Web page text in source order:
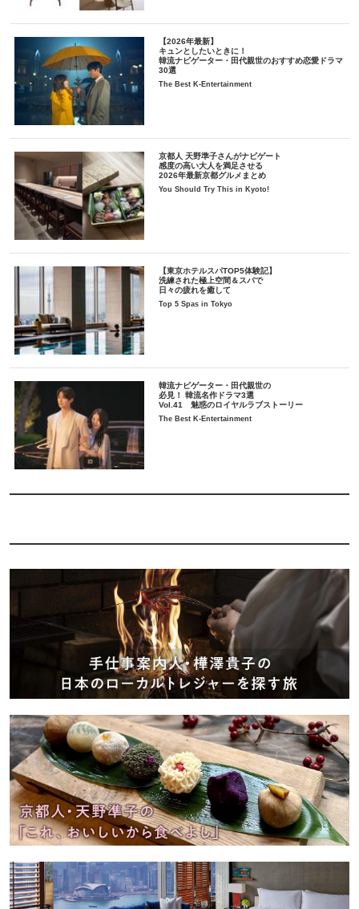
【2026年最新】
キュンとしたいときに！
韓流ナビゲーター・田代親世のおすすめ恋愛ドラマ
30選
The Best K-Entertainment
京都人 天野準子さんがナビゲート
感度の高い大人を満足させる
2026年最新京都グルメまとめ
You Should Try This in Kyoto!
【東京ホテルスパTOP5体験記】
洗練された極上空間＆スパで
日々の疲れを癒して
Top 5 Spas in Tokyo
韓流ナビゲーター・田代親世の
必見！ 韓流名作ドラマ3選
Vol.41 魅惑のロイヤルラブストーリー
The Best K-Entertainment